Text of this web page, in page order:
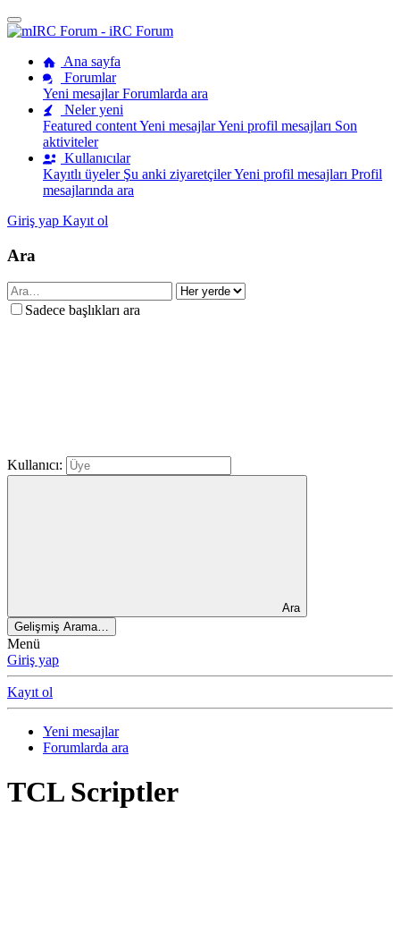
Ana sayfa
Forumlar
Yeni mesajlarForumlarda ara
Neler yeni
Featured contentYeni mesajlarYeni profil mesajları Son
aktiviteler
Kullanıcılar
Kayıtlı üyeler Şu anki ziyaretçilerYeni profil mesajları Profil
mesajlarında ara
Giriş yap Kayıt ol
Ara
Sadece başlıkları ara
Kullanıcı:
Ara
Gelişmiş Arama…
Menü
Giriş yap
Kayıt ol
Yeni mesajlar
Forumlarda ara
TCL Scriptler